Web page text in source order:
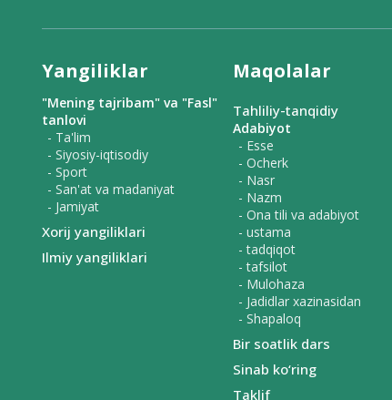
Yangiliklar
"Mening tajribam" va "Fasl"
tanlovi
- Ta'lim
- Siyosiy-iqtisodiy
- Sport
- San'at va madaniyat
- Jamiyat
Xorij yangiliklari
Ilmiy yangiliklari
Maqolalar
Tahliliy-tanqidiy
Adabiyot
- Esse
- Ocherk
- Nasr
- Nazm
- Ona tili va adabiyot
- ustama
- tadqiqot
- tafsilot
- Mulohaza
- Jadidlar xazinasidan
- Shapaloq
Bir soatlik dars
Sinab ko‘ring
Taklif